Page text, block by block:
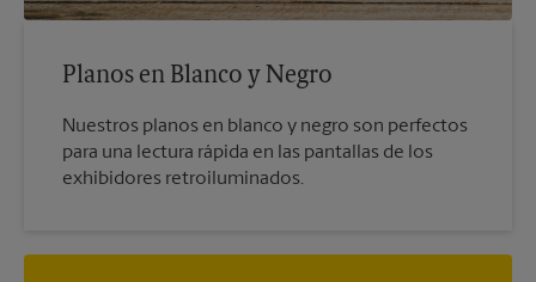
Planos en Blanco y Negro
Nuestros planos en blanco y negro son perfectos
para una lectura rápida en las pantallas de los
exhibidores retroiluminados.